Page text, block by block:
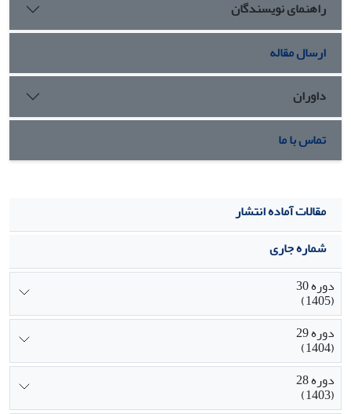
راهنمای نویسندگان
ارسال مقاله
داوران
تماس با ما
مقالات آماده انتشار
شماره جاری
دوره 30
(1405)
دوره 29
(1404)
دوره 28
(1403)